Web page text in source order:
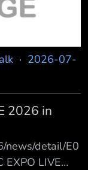
· 2026-07-
2026 in
news/detail/E0
EXPO LIVE